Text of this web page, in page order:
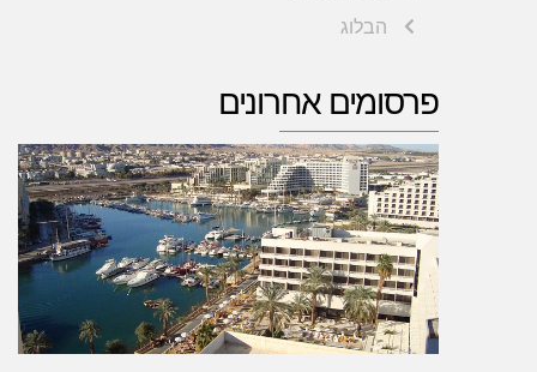
הבלוג
פרסומים אחרונים